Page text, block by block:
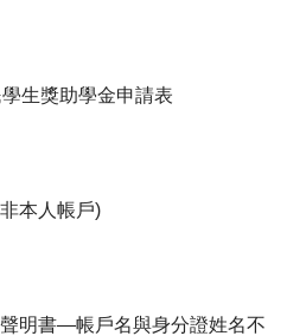
生獎助學金申請表
本人帳戶)
明書—帳戶名與身分證姓名不